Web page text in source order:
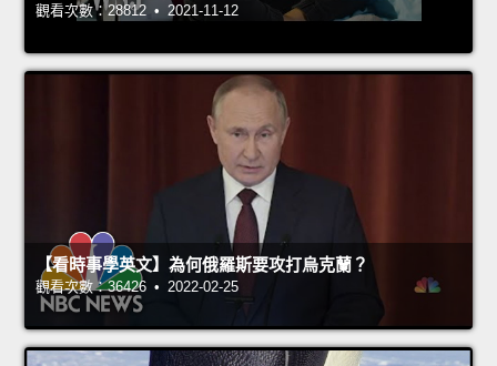
觀看次數：28812 • 2021-11-12
【看時事學英文】為何俄羅斯要攻打烏克蘭？
觀看次數：36426 • 2022-02-25